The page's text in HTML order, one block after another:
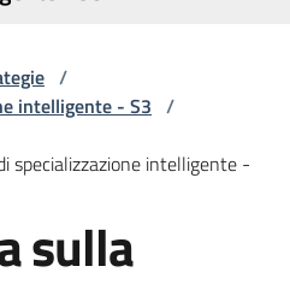
/
intelligente - S3 /
specializzazione intelligente -
sulla